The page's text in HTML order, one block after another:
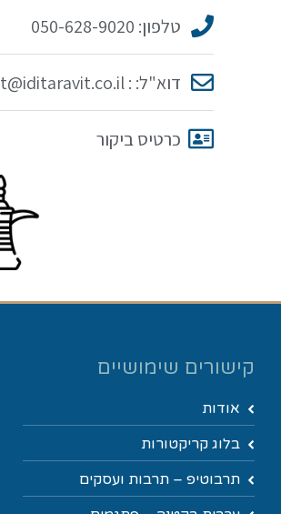
טלפון: 050-628-9020
דוא"ל: : idit@iditaravit.co.il
כרטיס ביקור
קישורים שימושיים
אודות
בלוג קריקטורות
תרבוטיפ – תרבות ועסקים